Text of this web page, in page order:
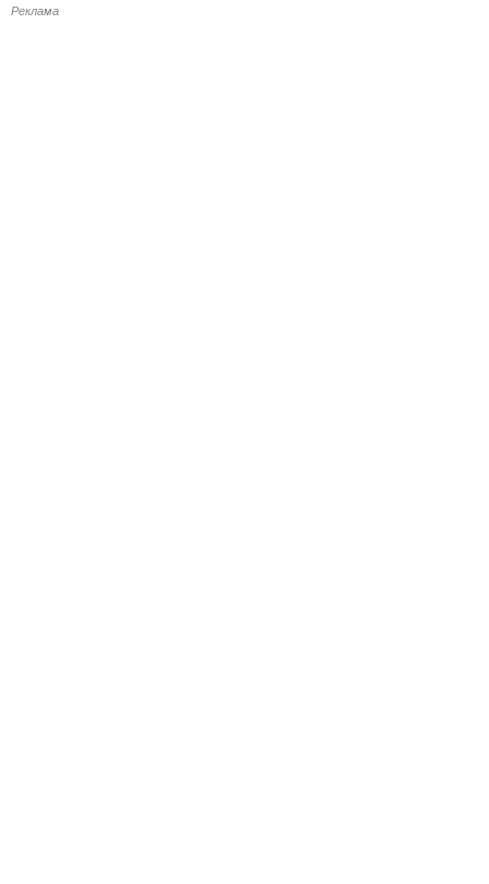
Реклама